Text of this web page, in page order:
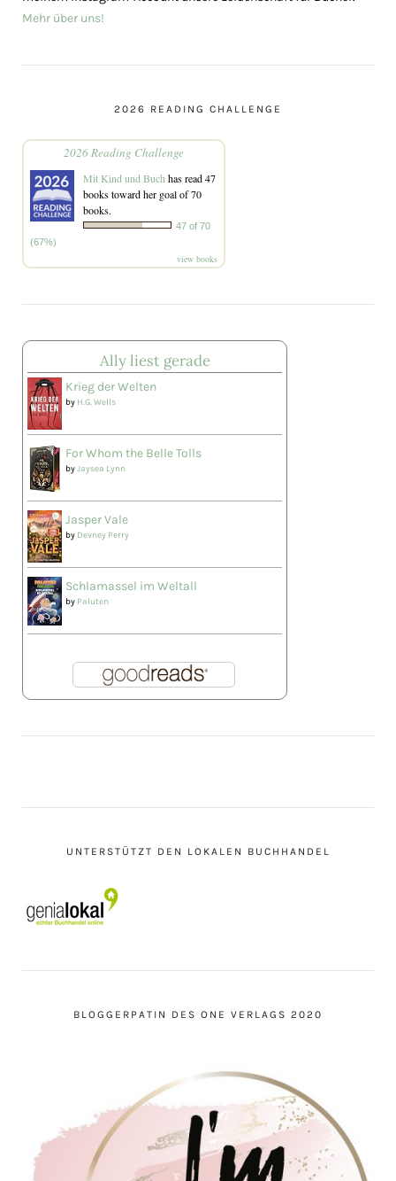
Mehr über uns!
2026 READING CHALLENGE
2026 Reading Challenge
Mit Kind und Buch has read 47
books toward her goal of 70
books.
47 of 70
(67%)
view books
Ally liest gerade
Krieg der Welten
by H.G. Wells
For Whom the Belle Tolls
byJaysea Lynn
Jasper Vale
by Devney Perry
Schlamassel im Weltall
by Paluten
UNTERSTÜTZT DEN LOKALEN BUCHHANDEL
BLOGGERPATIN DES ONE VERLAGS 2020